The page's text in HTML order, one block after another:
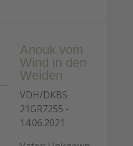
Anouk vom
Wind in den
Weiden
VDH/DKBS
21GR7255 -
14.06.2021